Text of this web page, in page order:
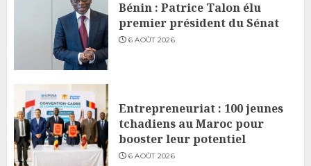
Bénin : Patrice Talon élu
premier président du Sénat
6 AOÛT 2026
Entrepreneuriat : 100 jeunes
tchadiens au Maroc pour
booster leur potentiel
6 AOÛT 2026